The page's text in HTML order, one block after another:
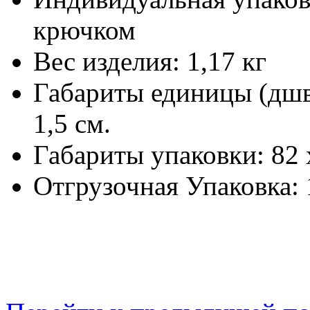
крючком
Вес изделия: 1,17 кг
Габариты единицы
1,5 см.
Габариты упаковки: 82
Отгрузочная Упаковка: